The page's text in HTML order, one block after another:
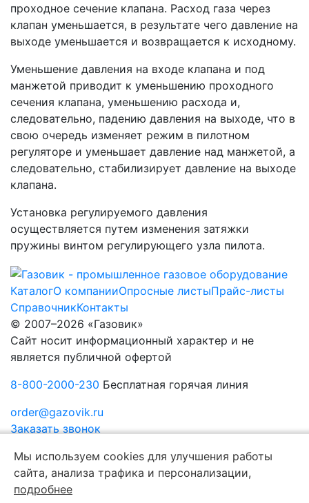
проходное сечение клапана. Расход газа через
клапан уменьшается, в результате чего давление на
выходе уменьшается и возвращается к исходному.
Уменьшение давления на входе клапана и под
манжетой приводит к уменьшению проходного
сечения клапана, уменьшению расхода и,
следовательно, падению давления на выходе, что в
свою очередь изменяет режим в пилотном
регуляторе и уменьшает давление над манжетой, а
следовательно, стабилизирует давление на выходе
клапана.
Установка регулируемого давления
осуществляется путем изменения затяжки
пружины винтом регулирующего узла пилота.
КаталогО компанииОпросные листыПрайс-листы
СправочникКонтакты
© 2007–2026 «Газовик»
Сайт носит информационный характер и не
является публичной офертой
8-800-2000-230 Бесплатная горячая линия
order@gazovik.ru
Заказать звонок
Мы используем cookies для улучшения работы
сайта, анализа трафика и персонализации,
подробнее